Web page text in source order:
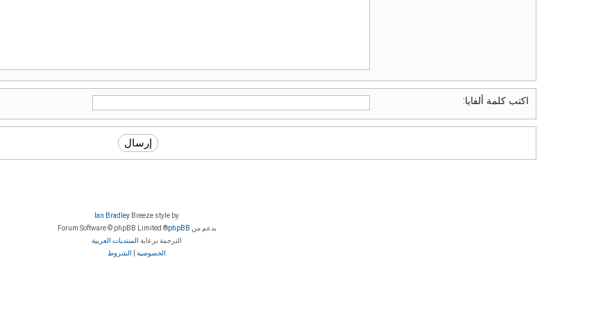
اكتب كلمة ألفايا:
Breeze style by
Ian Bradley
بدعم من phpBB
® Forum Software © phpBB Limited
الترجمة برعاية المنتديات العربية
الخصوصية
الشروط